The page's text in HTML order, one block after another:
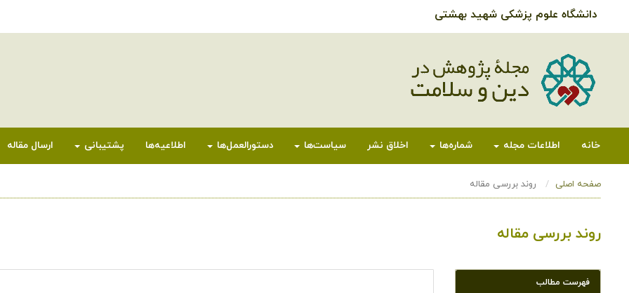
دانشگاه علوم پزشکی شهید بهشتی
خانه اطلاعات مجله شماره‌ها اخلاق نشر سیاست‌ها دستورالعمل‌ها اطلاعیه‌ها پشتیبانی ارسال مقاله
صفحه اصلی روند بررسی مقاله
روند بررسی مقاله
فهرست مطالب